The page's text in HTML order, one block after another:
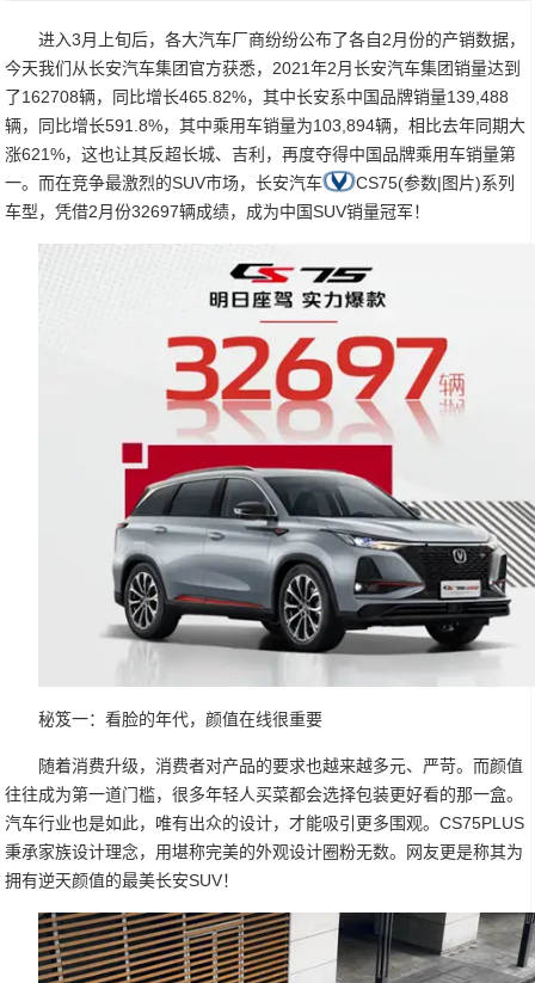
进入3月上旬后，各大汽车厂商纷纷公布了各自2月份的产销数据，
今天我们从长安汽车集团官方获悉，2021年2月长安汽车集团销量达到
了162708辆，同比增长465.82%，其中长安系中国品牌销量139,488
辆，同比增长591.8%，其中乘用车销量为103,894辆，相比去年同期大
涨621%，这也让其反超长城、吉利，再度夺得中国品牌乘用车销量第
一。而在竞争最激烈的SUV市场，长安汽车
CS75(参数|图片)系列
车型，凭借2月份32697辆成绩，成为中国SUV销量冠军！
秘笈一：看脸的年代，颜值在线很重要
随着消费升级，消费者对产品的要求也越来越多元、严苛。而颜值
往往成为第一道门槛，很多年轻人买菜都会选择包装更好看的那一盒。
汽车行业也是如此，唯有出众的设计，才能吸引更多围观。CS75PLUS
秉承家族设计理念，用堪称完美的外观设计圈粉无数。网友更是称其为
拥有逆天颜值的最美长安SUV！